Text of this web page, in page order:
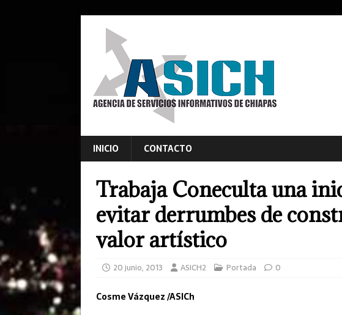
INICIO CONTACTO
Trabaja Coneculta una
evitar derrumbes de
valor artístico
20 junio, 2013 ASICH2 Portada 0
Cosme Vázquez /ASICh